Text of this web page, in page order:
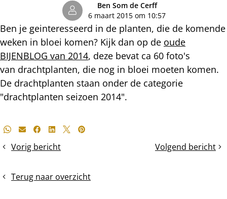
Ben Som de Cerff
6 maart 2015 om 10:57
Ben je geinteresseerd in de planten, die de komende
weken in bloei komen? Kijk dan op de oude
BIJENBLOG van 2014, deze bevat ca 60 foto's
van drachtplanten, die nog in bloei moeten komen.
De drachtplanten staan onder de categorie
"drachtplanten seizoen 2014".
Deel
bericht
Whatsapp
E-mailFacebook
LinkedIn
X Pinterest
Vorig bericht
Laat
met
Volgend bericht
De
Terug naar overzicht